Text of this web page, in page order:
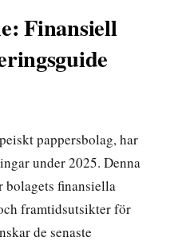
Finansiell
pappersbolag, har
under 2025. Denna
bolagets finansiella
framtidsutsikter för
de senaste